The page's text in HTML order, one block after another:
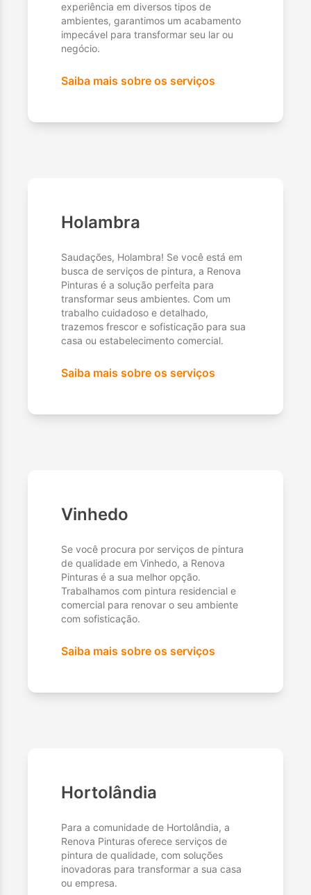
experiência em diversos tipos de
ambientes, garantimos um acabamento
impecável para transformar seu lar ou
negócio.
Saiba mais sobre os serviços
Holambra
Saudações, Holambra! Se você está em
busca de serviços de pintura, a Renova
Pinturas é a solução perfeita para
transformar seus ambientes. Com um
trabalho cuidadoso e detalhado,
trazemos frescor e sofisticação para sua
casa ou estabelecimento comercial.
Saiba mais sobre os serviços
Vinhedo
Se você procura por serviços de pintura
de qualidade em Vinhedo, a Renova
Pinturas é a sua melhor opção.
Trabalhamos com pintura residencial e
comercial para renovar o seu ambiente
com sofisticação.
Saiba mais sobre os serviços
Hortolândia
Para a comunidade de Hortolândia, a
Renova Pinturas oferece serviços de
pintura de qualidade, com soluções
inovadoras para transformar a sua casa
ou empresa.